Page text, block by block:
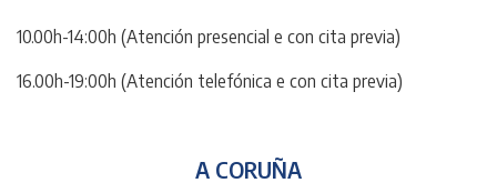
10.00h-14:00h (Atención presencial e con cita previa)
16.00h-19:00h (Atención telefónica e con cita previa)
A CORUÑA